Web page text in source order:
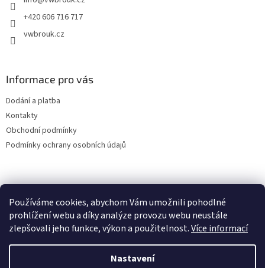
Používáme cookies, abychom Vám umožnili pohodlné
prohlížení webu a díky analýze provozu webu neustále
zlepšovali jeho funkce, výkon a použitelnost.Více informací
Nastavení
+420 606 716 717
vwbrouk.cz
Informace pro vás
Dodání a platba
Kontakty
Obchodní podmínky
Podmínky ochrany osobních údajů
Vytvořil Shoptet